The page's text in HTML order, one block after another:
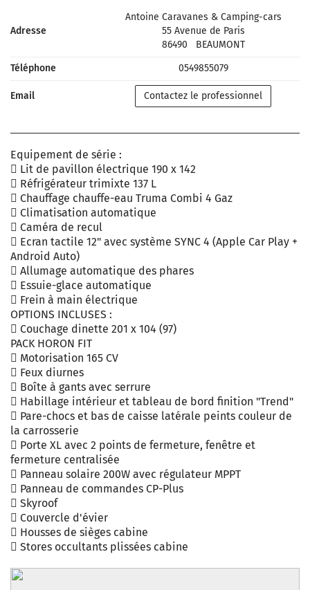
Adresse
Antoine Caravanes & Camping-cars
55 Avenue de Paris
86490
BEAUMONT
Téléphone
0549855079
Email Contactez le professionnel
Equipement de série :
 Lit de pavillon électrique 190 x 142
 Réfrigérateur trimixte 137 L
 Chauffage chauffe-eau Truma Combi 4 Gaz
 Climatisation automatique
 Caméra de recul
 Ecran tactile 12" avec système SYNC 4 (Apple Car Play +
Android Auto)
 Allumage automatique des phares
 Essuie-glace automatique
 Frein à main électrique
OPTIONS INCLUSES :
 Couchage dinette 201 x 104 (97)
PACK HORON FIT
 Motorisation 165 CV
 Feux diurnes
 Boîte à gants avec serrure
 Habillage intérieur et tableau de bord finition "Trend"
 Pare-chocs et bas de caisse latérale peints couleur de
la carrosserie
 Porte XL avec 2 points de fermeture, fenêtre et
fermeture centralisée
 Panneau solaire 200W avec régulateur MPPT
 Panneau de commandes CP-Plus
 Skyroof
 Couvercle d'évier
 Housses de sièges cabine
 Stores occultants plissées cabine